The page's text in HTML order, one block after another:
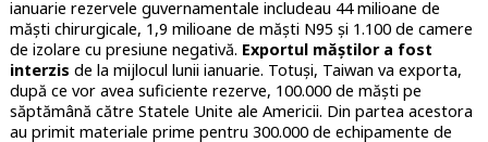
ianuarie rezervele guvernamentale includeau 44 milioane de
măști chirurgicale, 1,9 milioane de măști N95 și 1.100 de camere
de izolare cu presiune negativă. Exportul măștilor a fost
interzis de la mijlocul lunii ianuarie. Totuși, Taiwan va exporta,
după ce vor avea suficiente rezerve, 100.000 de măști pe
săptămână către Statele Unite ale Americii. Din partea acestora
au primit materiale prime pentru 300.000 de echipamente de